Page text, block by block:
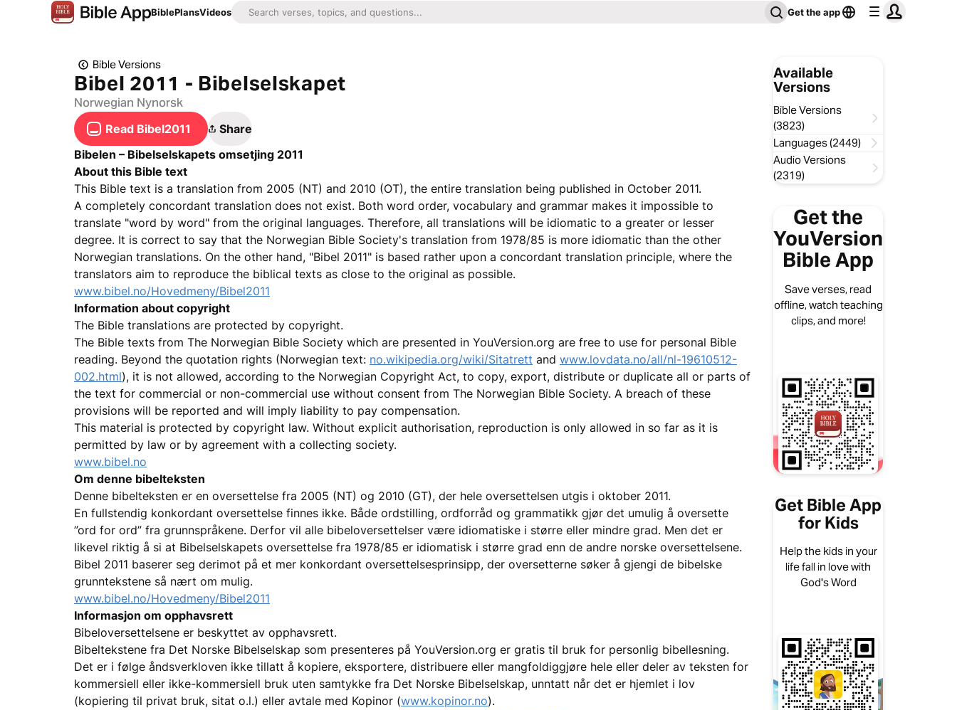
BiblePlansVideos Get the app
Bible Versions
Bibel 2011 - Bibelselskapet
Norwegian Nynorsk
Read Bibel2011
Share
Bibelen – Bibelselskapets omsetjing 2011
About this Bible text
This Bible text is a translation from 2005 (NT) and 2010 (OT), the entire translation being published in October 2011.
A completely concordant translation does not exist. Both word order, vocabulary and grammar makes it impossible to
translate "word by word" from the original languages. Therefore, all translations will be idiomatic to a greater or lesser
degree. It is correct to say that the Norwegian Bible Society's translation from 1978/85 is more idiomatic than the other
Norwegian translations. On the other hand, "Bibel 2011" is based rather upon a concordant translation principle, where the
translators aim to reproduce the biblical texts as close to the original as possible.
www.bibel.no/Hovedmeny/Bibel2011
Information about copyright
The Bible translations are protected by copyright.
The Bible texts from The Norwegian Bible Society which are presented in YouVersion.org are free to use for personal Bible
reading. Beyond the quotation rights (Norwegian text: no.wikipedia.org/wiki/Sitatrett and www.lovdata.no/all/nl-19610512-
002.html), it is not allowed, according to the Norwegian Copyright Act, to copy, export, distribute or duplicate all or parts of
the text for commercial or non-commercial use without consent from The Norwegian Bible Society. A breach of these
provisions will be reported and will imply liability to pay compensation.
This material is protected by copyright law. Without explicit authorisation, reproduction is only allowed in so far as it is
permitted by law or by agreement with a collecting society.
www.bibel.no
Om denne bibelteksten
Denne bibelteksten er en oversettelse fra 2005 (NT) og 2010 (GT), der hele oversettelsen utgis i oktober 2011.
En fullstendig konkordant oversettelse finnes ikke. Både ordstilling, ordforråd og grammatikk gjør det umulig å oversette
”ord for ord” fra grunnspråkene. Derfor vil alle bibeloversettelser være idiomatiske i større eller mindre grad. Men det er
likevel riktig å si at Bibelselskapets oversettelse fra 1978/85 er idiomatisk i større grad enn de andre norske oversettelsene.
Bibel 2011 baserer seg derimot på et mer konkordant oversettelsesprinsipp, der oversetterne søker å gjengi de bibelske
grunntekstene så nært om mulig.
www.bibel.no/Hovedmeny/Bibel2011
Informasjon om opphavsrett
Bibeloversettelsene er beskyttet av opphavsrett.
Bibeltekstene fra Det Norske Bibelselskap som presenteres på YouVersion.org er gratis til bruk for personlig bibellesning.
Det er i følge åndsverkloven ikke tillatt å kopiere, eksportere, distribuere eller mangfoldiggjøre hele eller deler av teksten for
kommersiell eller ikke-kommersiell bruk uten samtykke fra Det Norske Bibelselskap, unntatt når det er hjemlet i lov
(kopiering til privat bruk, sitat o.l.) eller avtale med Kopinor (www.kopinor.no).
Available
Versions
Bible Versions
(3823)
Languages (2449)
Audio Versions
(2319)
Get the
YouVersion
Bible App
Save verses, read
offline, watch teaching
clips, and more!
Get Bible App
for Kids
Help the kids in your
life fall in love with
God's Word